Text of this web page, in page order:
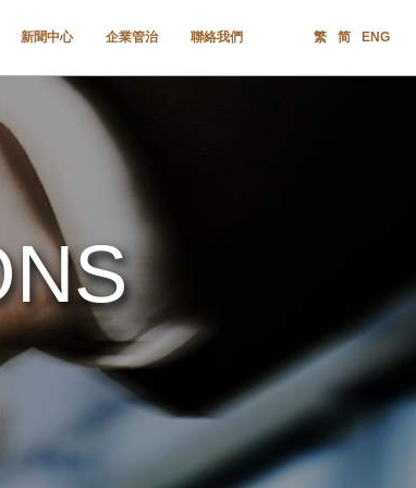
新聞中心 企業管治 聯絡我們 繁 简 ENG